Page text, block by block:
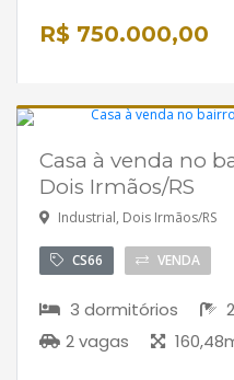
R$ 750.000,00
Casa à venda no
Dois Irmãos/RS
Industrial, Dois Irmãos/RS
CS66 VENDA
3 dormitórios
2 vagas